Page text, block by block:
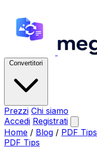
Convertitori
Prezzi Chi siamo
Accedi Registrati
Home / Blog / PDF Tips
PDF Tips